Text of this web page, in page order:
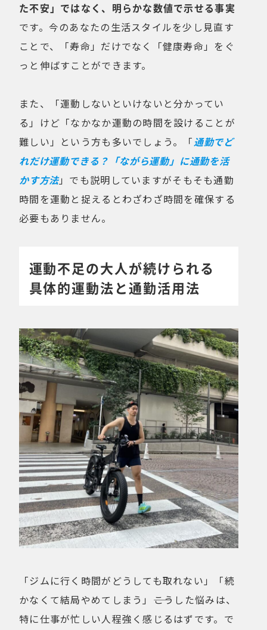
た不安」ではなく、明らかな数値で示せる事実
です。今のあなたの生活スタイルを少し見直す
ことで、「寿命」だけでなく「健康寿命」をぐ
っと伸ばすことができます。
また、「運動しないといけないと分かってい
る」けど「なかなか運動の時間を設けることが
難しい」という方も多いでしょう。「通勤でど
れだけ運動できる？「ながら運動」に通勤を活
かす方法」でも説明していますがそもそも通勤
時間を運動と捉えるとわざわざ時間を確保する
必要もありません。
運動不足の大人が続けられる
具体的運動法と通勤活用法
「ジムに行く時間がどうしても取れない」「続
かなくて結局やめてしまう」――こうした悩みは、
特に仕事が忙しい人程強く感じるはずです。で